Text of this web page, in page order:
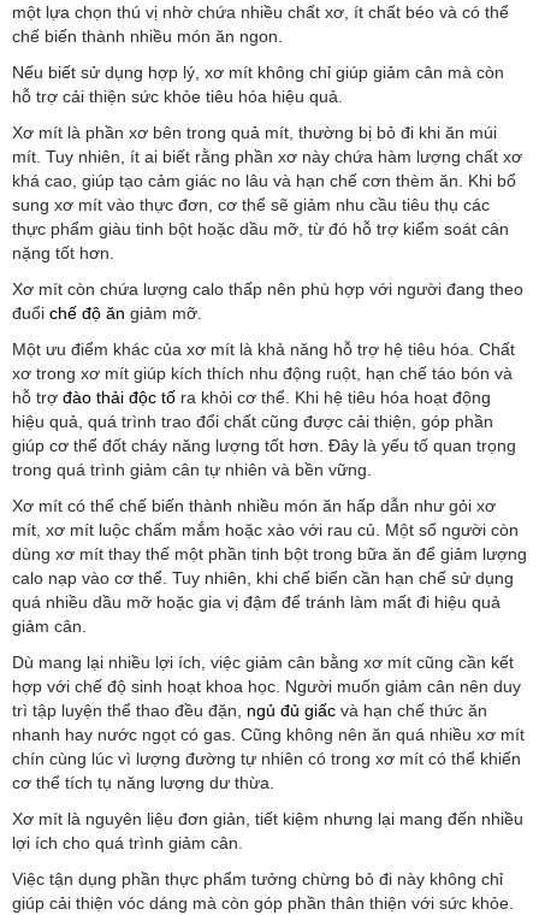
một lựa chọn thú vị nhờ chứa nhiều chất xơ, ít chất béo và có thể
chế biến thành nhiều món ăn ngon.
Nếu biết sử dụng hợp lý, xơ mít không chỉ giúp giảm cân mà còn
hỗ trợ cải thiện sức khỏe tiêu hóa hiệu quả.
Xơ mít là phần xơ bên trong quả mít, thường bị bỏ đi khi ăn múi
mít. Tuy nhiên, ít ai biết rằng phần xơ này chứa hàm lượng chất xơ
khá cao, giúp tạo cảm giác no lâu và hạn chế cơn thèm ăn. Khi bổ
sung xơ mít vào thực đơn, cơ thể sẽ giảm nhu cầu tiêu thụ các
thực phẩm giàu tinh bột hoặc dầu mỡ, từ đó hỗ trợ kiểm soát cân
nặng tốt hơn.
Xơ mít còn chứa lượng calo thấp nên phù hợp với người đang theo
đuổi chế độ ăn giảm mỡ.
Một ưu điểm khác của xơ mít là khả năng hỗ trợ hệ tiêu hóa. Chất
xơ trong xơ mít giúp kích thích nhu động ruột, hạn chế táo bón và
hỗ trợ đào thải độc tố ra khỏi cơ thể. Khi hệ tiêu hóa hoạt động
hiệu quả, quá trình trao đổi chất cũng được cải thiện, góp phần
giúp cơ thể đốt cháy năng lượng tốt hơn. Đây là yếu tố quan trọng
trong quá trình giảm cân tự nhiên và bền vững.
Xơ mít có thể chế biến thành nhiều món ăn hấp dẫn như gỏi xơ
mít, xơ mít luộc chấm mắm hoặc xào với rau củ. Một số người còn
dùng xơ mít thay thế một phần tinh bột trong bữa ăn để giảm lượng
calo nạp vào cơ thể. Tuy nhiên, khi chế biến cần hạn chế sử dụng
quá nhiều dầu mỡ hoặc gia vị đậm để tránh làm mất đi hiệu quả
giảm cân.
Dù mang lại nhiều lợi ích, việc giảm cân bằng xơ mít cũng cần kết
hợp với chế độ sinh hoạt khoa học. Người muốn giảm cân nên duy
trì tập luyện thể thao đều đặn, ngủ đủ giấc và hạn chế thức ăn
nhanh hay nước ngọt có gas. Cũng không nên ăn quá nhiều xơ mít
chín cùng lúc vì lượng đường tự nhiên có trong xơ mít có thể khiến
cơ thể tích tụ năng lượng dư thừa.
Xơ mít là nguyên liệu đơn giản, tiết kiệm nhưng lại mang đến nhiều
lợi ích cho quá trình giảm cân.
Việc tận dụng phần thực phẩm tưởng chừng bỏ đi này không chỉ
giúp cải thiện vóc dáng mà còn góp phần thân thiện với sức khỏe.